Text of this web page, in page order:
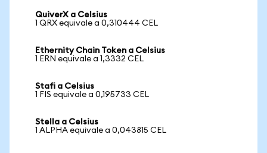
QuiverX a Celsius
1 QRX equivale a 0,310444 CEL
Ethernity Chain Token a Celsius
1 ERN equivale a 1,3332 CEL
Stafi a Celsius
1 FIS equivale a 0,195733 CEL
Stella a Celsius
1 ALPHA equivale a 0,043815 CEL